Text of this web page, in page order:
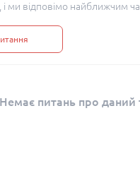
ми відповімо найближчим
Немає питань про даний